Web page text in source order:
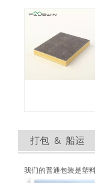
打包 & 船运
我们的普通包装是塑